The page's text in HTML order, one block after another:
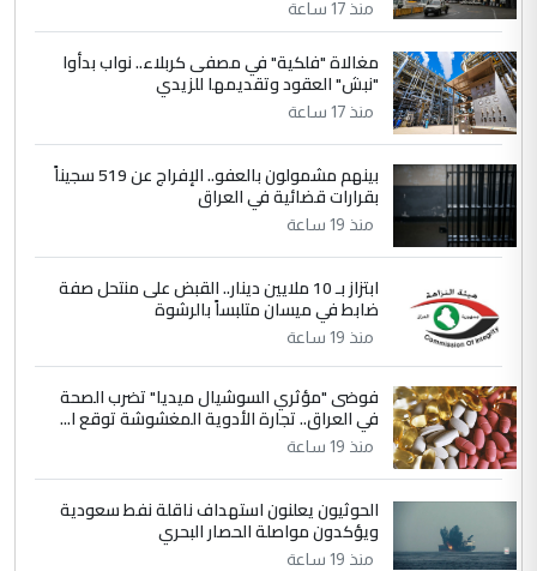
حيدر عاشور
التعليق : تحياتي لك استاذ حامدتركان. كلام
دقيق ومسؤول؛ فالاستثمار الحقيقي للإنسان
وثروات البلد يعتمد على الكفاءة ...
الموضوع :
بين الإهمال واغتصاب الأرض.. بلاد
الرافدين تعاني الجفاف والتصحر!!
التعليق : هذه الزيارة تنفع لبنان، دون الشعب
العراقي، الذي احترق بحر الصيف، في حين
حكومة الزيدي ...
الموضوع :
نواف سلام في بغداد.. "الفيول" مقابل
تصدير النفط العراقي
منذ 17 ساعة
مغالاة "فلكية" في مصفى كربلاء.. نواب بدأوا
"نبش" العقود وتقديمها للزيدي
منذ 17 ساعة
بينهم مشمولون بالعفو.. الإفراج عن 519 سجيناً
بقرارات قضائية في العراق
منذ 19 ساعة
ابتزاز بـ 10 ملايين دينار.. القبض على منتحل صفة
ضابط في ميسان متلبساً بالرشوة
منذ 19 ساعة
فوضى "مؤثري السوشيال ميديا" تضرب الصحة
في العراق.. تجارة الأدوية المغشوشة توقع ا...
منذ 19 ساعة
الحوثيون يعلنون استهداف ناقلة نفط سعودية
ويؤكدون مواصلة الحصار البحري
منذ 19 ساعة